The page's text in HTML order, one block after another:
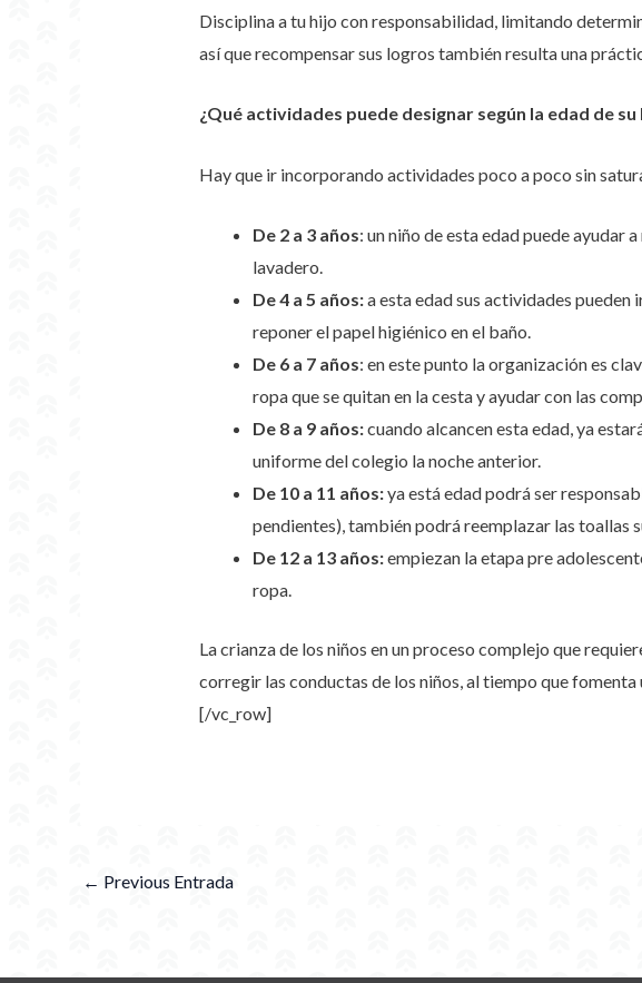
Disciplina a tu hijo con responsabilidad, limitando
así que recompensar sus logros también resulta una
¿Qué actividades puede designar según la edad de su
Hay que ir incorporando actividades poco a poco sin
De 2 a 3 años: un niño de esta edad puede ayudar
lavadero.
De 4 a 5 años:a esta edad sus actividades
reponer el papel higiénico en el baño.
De 6 a 7 años: en este punto la organización es
ropa que se quitan en la cesta y ayudar con las
De 8 a 9 años:cuando alcancen esta edad, ya
uniforme del colegio la noche anterior.
De 10 a 11 años:ya está edad podrá ser
pendientes), también podrá reemplazar las toallas
De 12 a 13 años:empiezan la etapa pre
ropa.
La crianza de los niños en un proceso complejo que
corregir las conductas de los niños, al tiempo que
[/vc_row]
← Previous Entrada